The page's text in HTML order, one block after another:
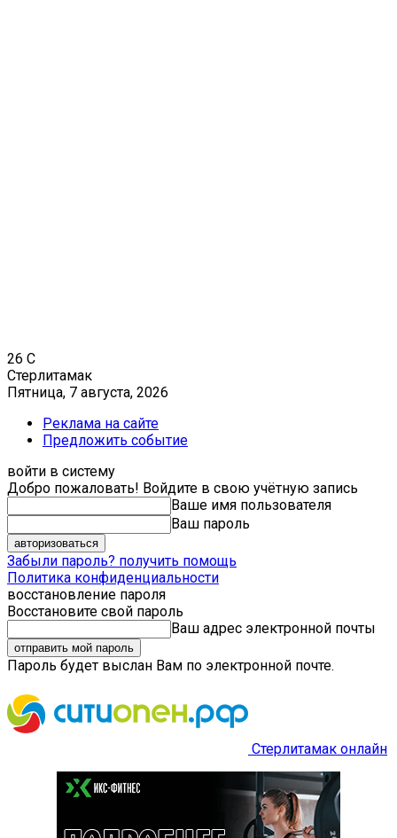
26 C
Стерлитамак
Пятница, 7 августа, 2026
Реклама на сайте
Предложить событие
войти в систему
Добро пожаловать! Войдите в свою учётную запись
Ваше имя пользователя
Ваш пароль
Забыли пароль? получить помощь
Политика конфиденциальности
восстановление пароля
Восстановите свой пароль
Ваш адрес электронной почты
Пароль будет выслан Вам по электронной почте.
Стерлитамак онлайн